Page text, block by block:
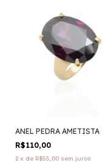
ANEL PEDRA AMETISTA
R$110,00
2 x de R$55,00 sem juros